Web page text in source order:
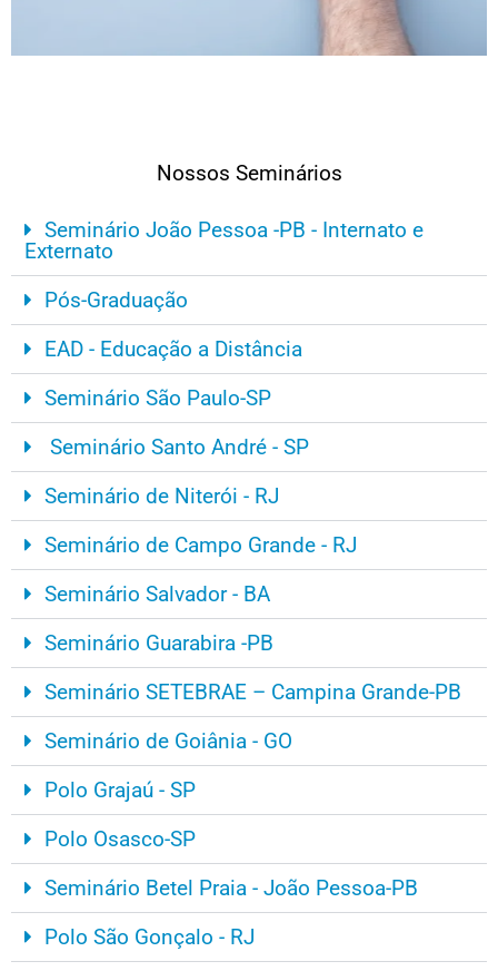
Nossos Seminários
Seminário João Pessoa -PB - Internato e
Externato
Pós-Graduação
EAD - Educação a Distância
Seminário São Paulo-SP
Seminário Santo André - SP
Seminário de Niterói - RJ
Seminário de Campo Grande - RJ
Seminário Salvador - BA
Seminário Guarabira -PB
Seminário SETEBRAE – Campina Grande-PB
Seminário de Goiânia - GO
Polo Grajaú - SP
Polo Osasco-SP
Seminário Betel Praia - João Pessoa-PB
Polo São Gonçalo - RJ